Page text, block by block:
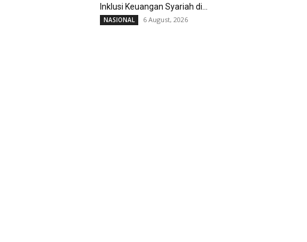
Inklusi Keuangan Syariah di...
NASIONAL 6 August, 2026